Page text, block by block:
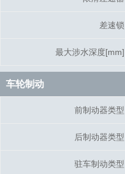
差速锁
最大涉水深度[mm]
车轮制动
前制动器类型
后制动器类型
驻车制动类型
差速锁
最大涉水深度[mm]
车轮制动
前制动器类型
后制动器类型
驻车制动类型